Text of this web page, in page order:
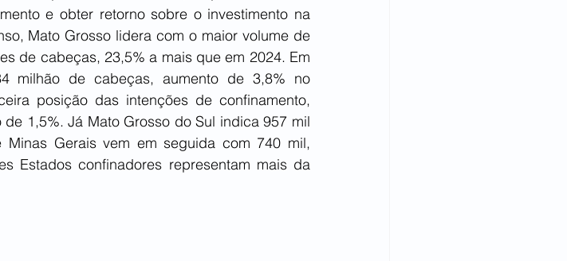
e obter retorno sobre o investimento na
Mato Grosso lidera com o maior volume de
de cabeças, 23,5% a mais que em 2024. Em
milhão de cabeças, aumento de 3,8% no
posição das intenções de confinamento,
1,5%. Já Mato Grosso do Sul indica 957 mil
Gerais vem em seguida com 740 mil,
Estados confinadores representam mais da